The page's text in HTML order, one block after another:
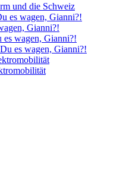
und die Schweiz
es wagen, Gianni?!
Gianni?!
es wagen, Gianni?!
es wagen, Gianni?!